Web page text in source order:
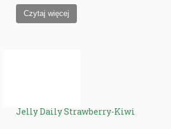
Jelly Daily Strawberry-Kiwi